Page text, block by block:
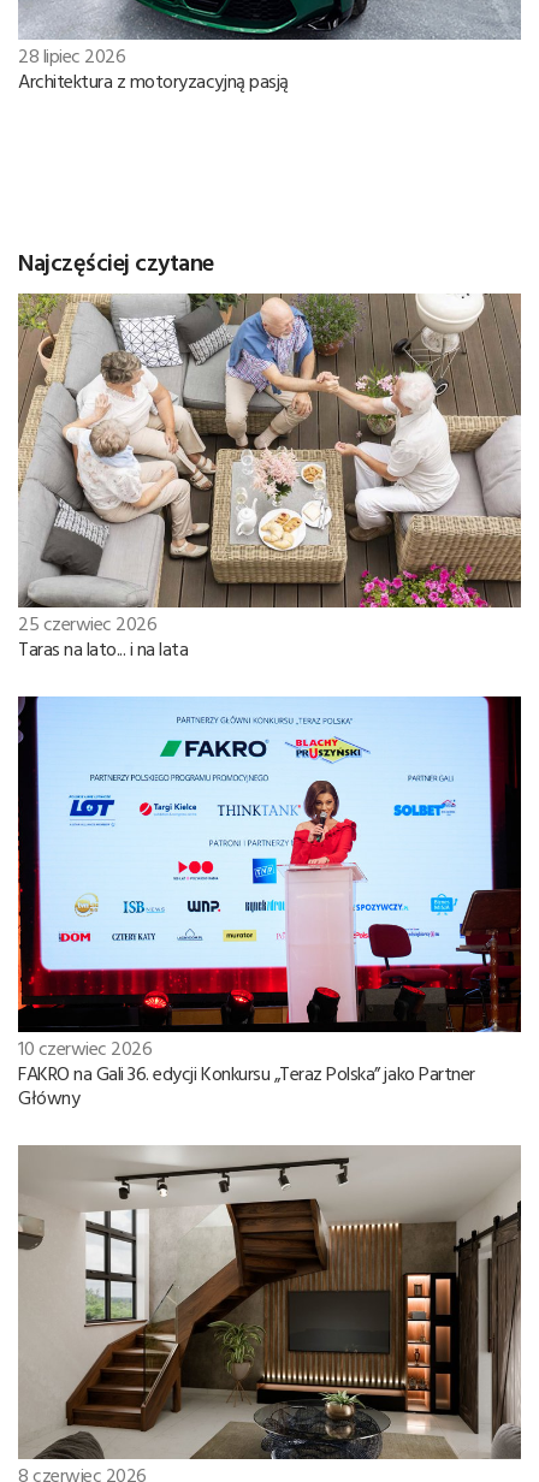
28 lipiec 2026
Architektura z motoryzacyjną pasją
Najczęściej czytane
25 czerwiec 2026
Taras na lato... i na lata
10 czerwiec 2026
FAKRO na Gali 36. edycji Konkursu „Teraz Polska” jako Partner
Główny
8 czerwiec 2026